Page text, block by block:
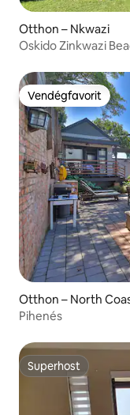
Otthon – Nkwazi
Oskido Zinkwazi
Vendégfavorit
Vendégfavorit
Otthon – North
Pihenés
Superhost
Superhost